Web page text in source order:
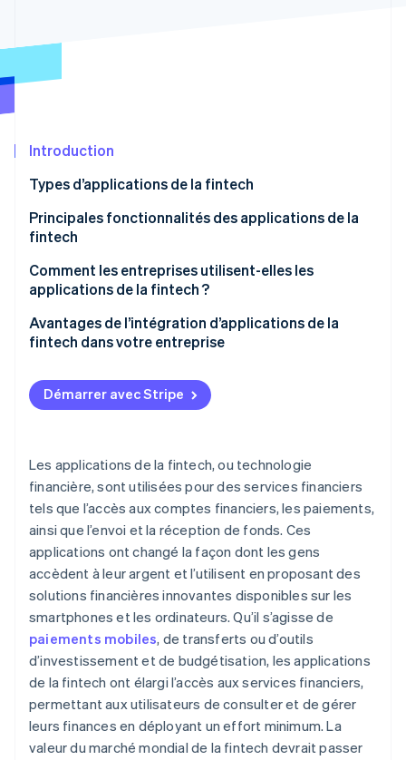
Radar
Atlas
Élimination du carbone
Vérification de l'identité
Stripe Sessions 2026
Regarder la vidéo
Introduction
Types d’applications de la fintech
Principales fonctionnalités des applications de la
fintech
Banque en ligne et néobanques
Paiements et transferts
Gestion des finances personnelles
Investissements et transactions
Comment les entreprises utilisent-elles les
applications de la fintech ?
Avantages de l’intégration d’applications de la
fintech dans votre entreprise
Démarrer avec Stripe
Les applications de la fintech, ou technologie
financière, sont utilisées pour des services financiers
tels que l’accès aux comptes financiers, les paiements,
ainsi que l’envoi et la réception de fonds. Ces
applications ont changé la façon dont les gens
accèdent à leur argent et l’utilisent en proposant des
solutions financières innovantes disponibles sur les
smartphones et les ordinateurs. Qu’il s’agisse de
paiements mobiles, de transferts ou d’outils
d’investissement et de budgétisation, les applications
de la fintech ont élargi l’accès aux services financiers,
permettant aux utilisateurs de consulter et de gérer
leurs finances en déployant un effort minimum. La
valeur du marché mondial de la fintech devrait passer